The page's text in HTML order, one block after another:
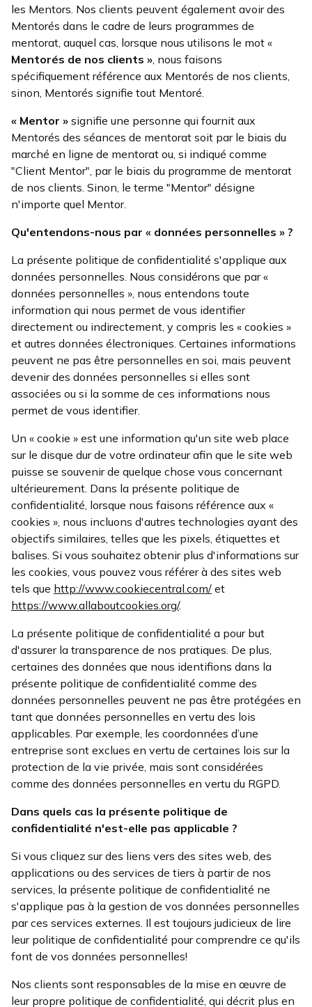
les Mentors. Nos clients peuvent également avoir des
Mentorés dans le cadre de leurs programmes de
mentorat, auquel cas, lorsque nous utilisons le mot «
Mentorés de nos clients », nous faisons
spécifiquement référence aux Mentorés de nos clients,
sinon, Mentorés signifie tout Mentoré.
« Mentor » signifie une personne qui fournit aux
Mentorés des séances de mentorat soit par le biais du
marché en ligne de mentorat ou, si indiqué comme
"Client Mentor", par le biais du programme de mentorat
de nos clients. Sinon, le terme "Mentor" désigne
n'importe quel Mentor.
Qu'entendons-nous par « données personnelles » ?
La présente politique de confidentialité s'applique aux
données personnelles. Nous considérons que par «
données personnelles », nous entendons toute
information qui nous permet de vous identifier
directement ou indirectement, y compris les « cookies »
et autres données électroniques. Certaines informations
peuvent ne pas être personnelles en soi, mais peuvent
devenir des données personnelles si elles sont
associées ou si la somme de ces informations nous
permet de vous identifier.
Un « cookie » est une information qu'un site web place
sur le disque dur de votre ordinateur afin que le site web
puisse se souvenir de quelque chose vous concernant
ultérieurement. Dans la présente politique de
confidentialité, lorsque nous faisons référence aux «
cookies », nous incluons d'autres technologies ayant des
objectifs similaires, telles que les pixels, étiquettes et
balises. Si vous souhaitez obtenir plus d'informations sur
les cookies, vous pouvez vous référer à des sites web
tels que http://www.cookiecentral.com/ et
https://www.allaboutcookies.org/.
La présente politique de confidentialité a pour but
d'assurer la transparence de nos pratiques. De plus,
certaines des données que nous identifions dans la
présente politique de confidentialité comme des
données personnelles peuvent ne pas être protégées en
tant que données personnelles en vertu des lois
applicables. Par exemple, les coordonnées d’une
entreprise sont exclues en vertu de certaines lois sur la
protection de la vie privée, mais sont considérées
comme des données personnelles en vertu du RGPD.
Dans quels cas la présente politique de
confidentialité n'est-elle pas applicable ?
Si vous cliquez sur des liens vers des sites web, des
applications ou des services de tiers à partir de nos
services, la présente politique de confidentialité ne
s'applique pas à la gestion de vos données personnelles
par ces services externes. Il est toujours judicieux de lire
leur politique de confidentialité pour comprendre ce qu'ils
font de vos données personnelles!
Nos clients sont responsables de la mise en œuvre de
leur propre politique de confidentialité, qui décrit plus en